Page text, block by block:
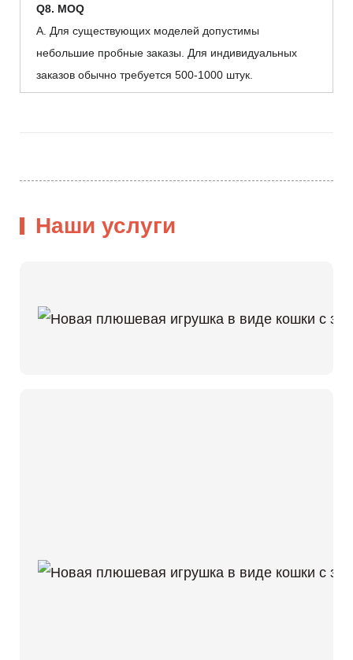
Q8. MOQ
А. Для существующих моделей допустимы
небольшие пробные заказы. Для индивидуальных
заказов обычно требуется 500-1000 штук.
Наши услуги